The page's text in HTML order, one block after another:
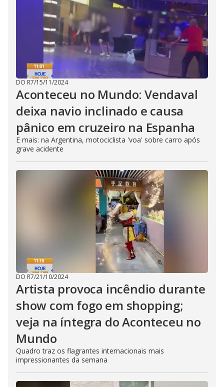
DO R7/15/11/2024
Aconteceu no Mundo: Vendaval
deixa navio inclinado e causa
pânico em cruzeiro na Espanha
E mais: na Argentina, motociclista 'voa' sobre carro após
grave acidente
DO R7/21/10/2024
Artista provoca incêndio durante
show com fogo em shopping;
veja na íntegra do Aconteceu no
Mundo
Quadro traz os flagrantes internacionais mais
impressionantes da semana